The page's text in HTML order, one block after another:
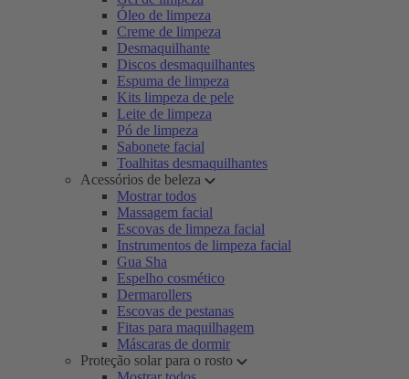
Óleo de limpeza
Creme de limpeza
Desmaquilhante
Discos desmaquilhantes
Espuma de limpeza
Kits limpeza de pele
Leite de limpeza
Pó de limpeza
Sabonete facial
Toalhitas desmaquilhantes
Acessórios de beleza
Mostrar todos
Massagem facial
Escovas de limpeza facial
Instrumentos de limpeza facial
Gua Sha
Espelho cosmético
Dermarollers
Escovas de pestanas
Fitas para maquilhagem
Máscaras de dormir
Proteção solar para o rosto